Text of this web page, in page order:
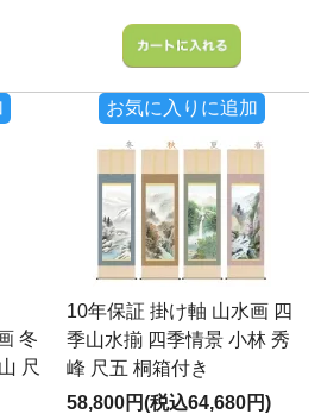
お気に入りに追加
冬
尺
10年保証 掛け軸 山水画 四
季山水揃 四季情景 小林 秀
峰 尺五 桐箱付き
58,800円(税込64,680円)